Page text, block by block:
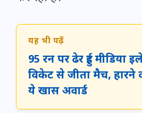
यह भी पढ़ें
95 रन पर ढेर हुई मीडिया
विकेट से जीता मैच, हारने
ये खास अवार्ड